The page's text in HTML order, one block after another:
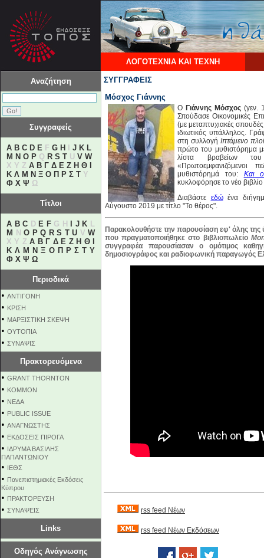
ΛΟΓΟΤΕΧΝΙΑ ΚΑΙ ΤΕΧΝΗ
Αναζήτηση
Συγγραφείς
A B C D E F G H J K L
M N O P Q R S T U V W
X Y Z Α Β Γ Δ Ε Ζ Η Θ
Κ Λ Μ Ν Ξ Ο Π Ρ Σ Τ Υ
Φ Χ Ψ Ω
Τίτλοι
A B C D E FG H J K L
M
N O P Q R S T U V W
X Y ZΑ Β Γ Δ Ε Ζ Η Θ
Κ Λ Μ Ν Ξ Ο Π Ρ Σ Τ Υ
Φ Χ Ψ Ω
Περιοδικά
• ΑΝΤΙΓΟΝΗ
• ΚΡΙΣΗ
• ΜΑΡΞΙΣΤΙΚΗ ΣΚΕΨΗ
• ΟΥΤΟΠΙΑ
• ΣΥΝΑΨΙΣ
Πρακτορευόμενα
• GRANT THORNTON
• KOMMON
• NEΔΑ
• PUBLIC ISSUE
• ΑΝΑΓΝΩΣΤΗΣ
• ΕΚΔΟΣΕΙΣ ΠΙΡΟΓΑ
• ΙΔΡΥΜΑ ΒΑΣΙΛΗΣ
ΠΑΠΑΝΤΩΝΙΟΥ
• ΙΕΘΣ
• Πανεπιστημιακές Εκδόσεις
Κύπρου
• ΠΡΑΚΤΟΡΕΥΣΗ
• ΣΥΝΑΨΕΙΣ
Links
Οδηγός Ανάγνωσης
ΣΥΓΓΡΑΦΕΙΣ
Μόσχος Γιάννης
Ο Γιάννης Μόσχος (γεν.
Σπούδασε Οικονομικές
(με μεταπτυχιακές
ιδιωτικός υπάλληλος.
στη συλλογή Ιπτάμενο
πρώτο του μυθιστόρημα
λίστα βραβείων
«Πρωτοεμφανιζόμενοι
μυθιστόρημά του: Και
κυκλοφόρησε το νέο
Διαβάστε εδώένα
Αύγουστο 2019 με τίτλο "Το θέρος".
Παρακολουθήστε την παρουσίαση εφ' όλης της
που πραγματοποιήθηκε στο βιβλιοπωλείο
συγγραφέα παρουσίασαν ο ομότιμος
δημοσιογράφος και ραδιοφωνική παραγωγός
rss feed Νέων
rss feed Νέων Εκδόσεων